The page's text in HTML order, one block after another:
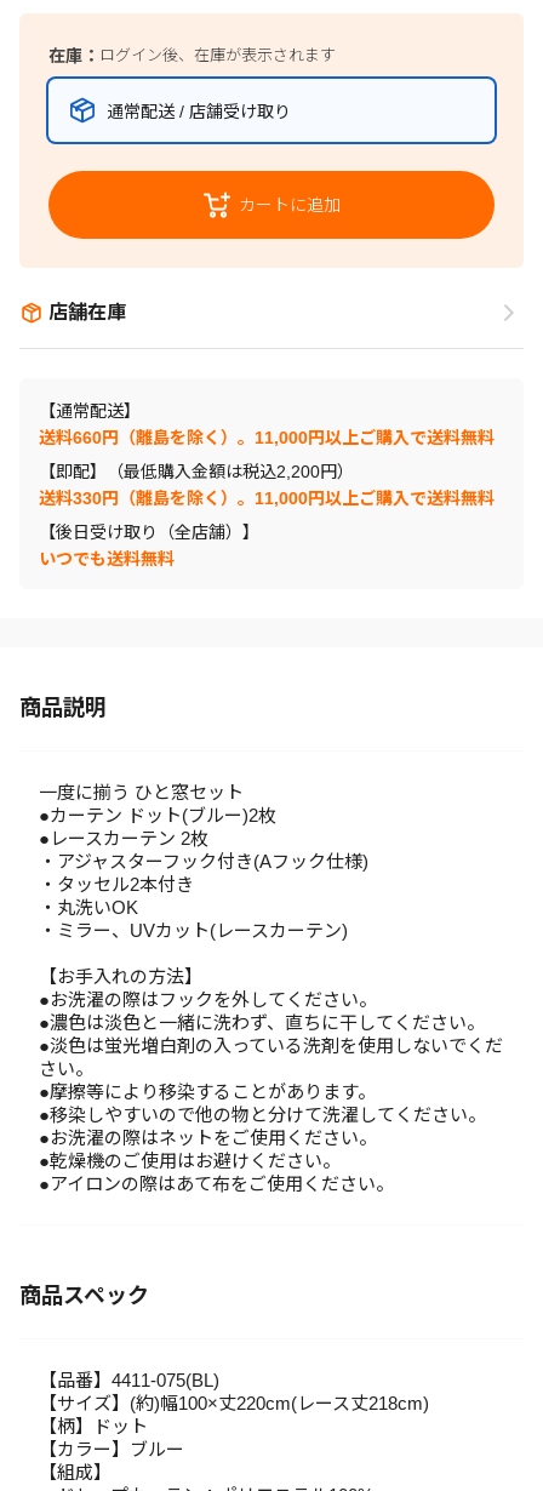
在庫： ログイン後、在庫が表示されます
通常配送 / 店舗受け取り
カートに追加
店舗在庫
【通常配送】
送料660円（離島を除く）。11,000円以上ご購入で送料無料
【即配】（最低購入金額は税込2,200円）
送料330円（離島を除く）。11,000円以上ご購入で送料無料
【後日受け取り（全店舗）】
いつでも送料無料
商品説明
一度に揃う ひと窓セット
●カーテン ドット(ブルー)2枚
●レースカーテン 2枚
・アジャスターフック付き(Aフック仕様)
・タッセル2本付き
・丸洗いOK
・ミラー、UVカット(レースカーテン)
【お手入れの方法】
●お洗濯の際はフックを外してください。
●濃色は淡色と一緒に洗わず、直ちに干してください。
●淡色は蛍光増白剤の入っている洗剤を使用しないでくだ
さい。
●摩擦等により移染することがあります。
●移染しやすいので他の物と分けて洗濯してください。
●お洗濯の際はネットをご使用ください。
●乾燥機のご使用はお避けください。
●アイロンの際はあて布をご使用ください。
商品スペック
【品番】4411-075(BL)
【サイズ】(約)幅100×丈220cm(レース丈218cm)
【柄】ドット
【カラー】ブルー
【組成】